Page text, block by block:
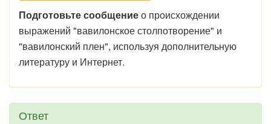
Подготовьте сообщениео происхождении
выражений "вавилонское столпотворение" и
"вавилонский плен", используя дополнительную
литературу и Интернет.
Ответ